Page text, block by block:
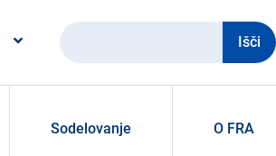
Išči
Sodelovanje O FRA